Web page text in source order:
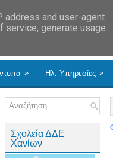
» Ηλ. Υπηρεσίες »
Σχολεία ΔΔΕ
Χανίων
address and user-agent
service, generate usage